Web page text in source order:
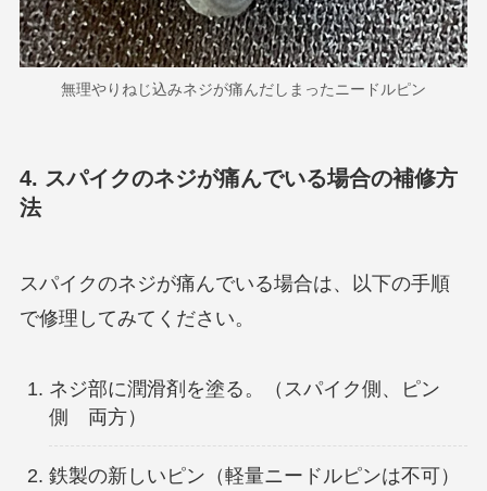
無理やりねじ込みネジが痛んだしまったニードルピン
4. スパイクのネジが痛んでいる場合の補修方
法
スパイクのネジが痛んでいる場合は、以下の手順
で修理してみてください。
ネジ部に潤滑剤を塗る。（スパイク側、ピン
側 両方）
鉄製の新しいピン（軽量ニードルピンは不可）